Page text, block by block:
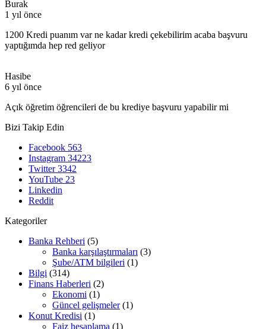
Burak
1 yıl önce
1200 Kredi puanım var ne kadar kredi çekebilirim acaba başvuru
yaptığımda hep red geliyor
Hasibe
6 yıl önce
Açık öğretim öğrencileri de bu krediye başvuru yapabilir mi
Bizi Takip Edin
Facebook 563
Instagram 34223
Twitter 3342
YouTube 23
Linkedin
Reddit
Kategoriler
Banka Rehberi (5)
Banka karşılaştırmaları (3)
Şube/ATM bilgileri (1)
Bilgi (314)
Finans Haberleri (2)
Ekonomi (1)
Güncel gelişmeler(1)
Konut Kredisi (1)
Faiz hesaplama (1)